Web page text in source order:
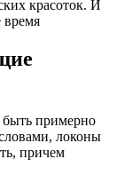
красоток. И
время
примерно
локоны
причем